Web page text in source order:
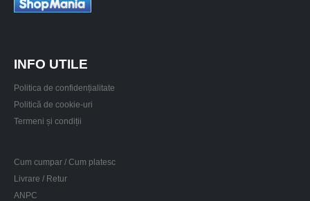
INFO UTILE
Politica de confidențialitate
Politică de cookie-uri
Termeni și condiții
Cum cumpar / Cum platesc
Livrare / Retur
ANPC